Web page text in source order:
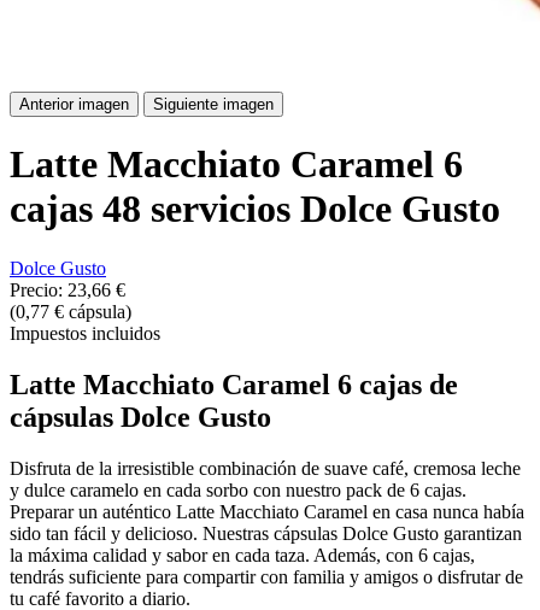
Anterior imagen Siguiente imagen
Latte Macchiato Caramel 6
cajas 48 servicios Dolce Gusto
Dolce Gusto
Precio: 23,66 €
(0,77 € cápsula)
Impuestos incluidos
Latte Macchiato Caramel 6 cajas de
cápsulas Dolce Gusto
Disfruta de la irresistible combinación de suave café, cremosa leche
y dulce caramelo en cada sorbo con nuestro pack de 6 cajas.
Preparar un auténtico Latte Macchiato Caramel en casa nunca había
sido tan fácil y delicioso. Nuestras cápsulas Dolce Gusto garantizan
la máxima calidad y sabor en cada taza. Además, con 6 cajas,
tendrás suficiente para compartir con familia y amigos o disfrutar de
tu café favorito a diario.